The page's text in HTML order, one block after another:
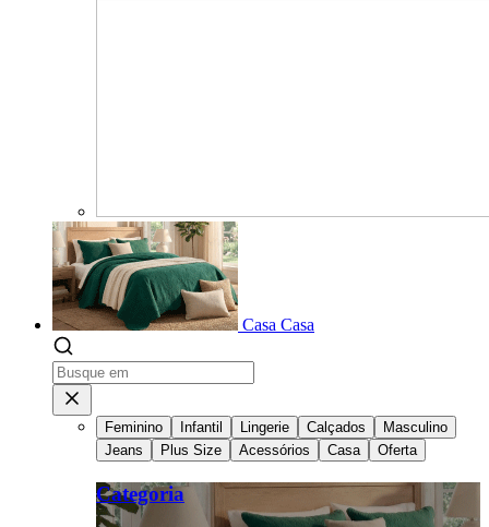
Casa Casa
Feminino Infantil Lingerie Calçados
Masculino
Jeans
Plus Size Acessórios Casa Oferta
Categoria